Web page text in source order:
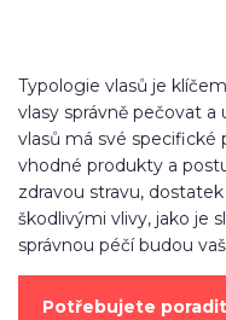
Typologie vlasů je
vlasy správně pečovat a
vlasů má své
vhodné produkty a
zdravou stravu,
škodlivými vlivy, jako je
správnou péčí budou
Potřebujete